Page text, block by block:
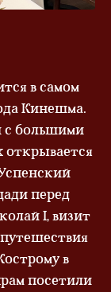
в самом
Кинешма.
с большими
перед
I, визит
в
посетили